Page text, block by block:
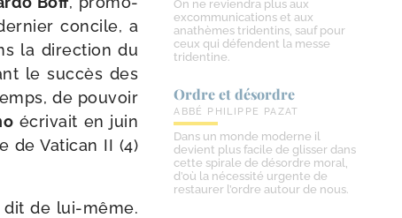
concile, a
la direc­tion du
le suc­cès des
de pou­voir
écri­vait en juin
de Vatican II (4)
dit de lui-​même.
On ne reviendra plus aux
excommunications et aux
anathèmes tridentins, sauf pour
ceux qui défendent la messe
tridentine.
Ordre et désordre
ABBÉ PHILIPPE PAZAT
Dans un monde moderne il
devient plus facile de glisser dans
cette spirale de désordre moral,
d’où la nécessité urgente de
restaurer l’ordre autour de nous.